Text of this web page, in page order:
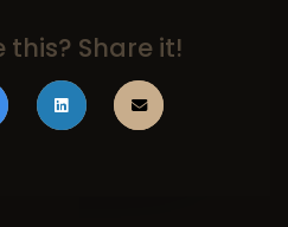
this? Share it!